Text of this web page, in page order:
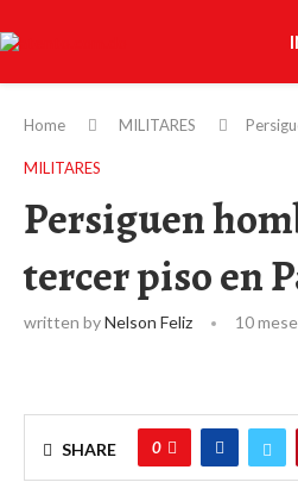
Home MILITARES
MILITARES
Persiguen
tercer piso en
written byNelson Feliz 10
SHARE 0